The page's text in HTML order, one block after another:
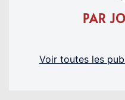
PAR
Voir toutes les